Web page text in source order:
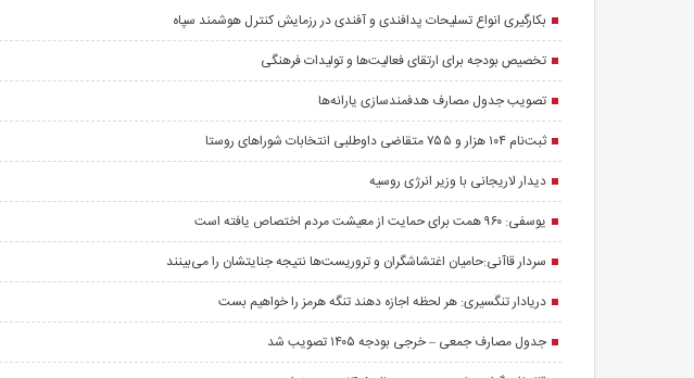
بکارگیری انواع تسلیحات پدافندی و آفندی در رزمایش کنترل هوشمند سپاه
تخصیص بودجه برای ارتقای فعالیت‌ها و تولیدات فرهنگی
تصویب جدول مصارف هدفمندسازی یارانه‌ها
ثبت‌نام ۱۰۴ هزار و ۷۵۵ متقاضی داوطلبی انتخابات شوراهای روستا
دیدار لاریجانی با وزیر انرژی روسیه
یوسفی: ۹۶۰ همت برای حمایت از معیشت مردم اختصاص یافته است
سردار قاآنی:حامیان اغتشاشگران و تروریست‌ها نتیجه جنایتشان را می‌بینند
دریادار تنگسیری: هر لحظه اجازه دهند تنگه هرمز را خواهیم بست
جدول مصارف جمعی – خرجی بودجه ۱۴۰۵ تصویب شد